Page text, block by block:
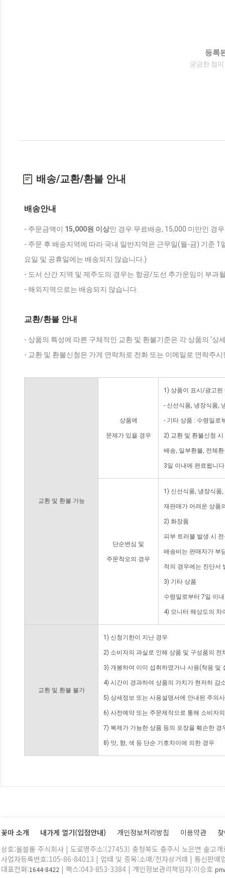
등록
궁금한 점
배송/교환/환불 안내
배송안내
- 주문금액이 15,000원 이상인 경우 무료배송, 15,000 미만인 경
- 주문 후 배송지역에 따라 국내 일반지역은 근무일(월-금) 기준
요일 및 공휴일에는 배송되지 않습니다.)
- 도서 산간 지역 및 제주도의 경우는 항공/도선 추가운임이 부과
- 해외지역으로는 배송되지 않습니다.
교환/환불 안내
- 상품의 특성에 따른 구체적인 교환 및 환불기준은 각 상품의 '상
- 교환 및 환불신청은 가게 연락처로 전화 또는 이메일로 연락주
교환 및 환불 가능
상품에
문제가 있을 경우
1) 상품이 표시/광고된
- 신선식품, 냉장식품,
- 기타 상품 : 수령일로
2) 교환 및 환불신청
배송, 일부환불, 전체
3일 이내에 완료됩니
단순변심 및
주문착오의 경우
1) 신선식품, 냉장식품
재판매가 어려운 상품
2) 화장품
피부 트러블 발생 시
배송비는 판매자가 부
적의 경우에는 진단서
3) 기타 상품
수령일로부터 7일 이
4) 모니터 해상도의 차
교환 및 환불 불가
1) 신청기한이 지난 경우
2) 소비자의 과실로 인해 상품 및 구성품의
3) 개봉하여 이미 섭취하였거나 사용(착용 및
4) 시간이 경과하여 상품의 가치가 현저히 감
5) 상세정보 또는 사용설명서에 안내된 주의
6) 사전예약 또는 주문제작으로 통해 소비자
7) 복제가 가능한 상품 등의 포장을 훼손한 경
8) 맛, 향, 색 등 단순 기호차이에 의한 경우
꽃마 소개 내가게 열기(입점안내) 개인정보처리방침 이용약관
상호:올블룸 주식회사 | 도로명주소:(27453) 충청북도 충주시 노은면 솔고
사업자등록번호:105-86-84013 | 업태 및 종목:소매/전자상거래 | 통신판매
대표전화:1644-8422 | 팩스:043-853-3384 | 개인정보관리책임자:이승호